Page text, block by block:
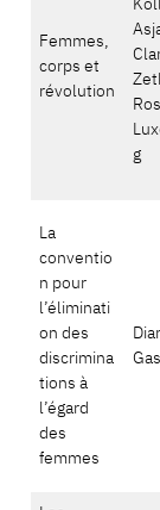
Femmes,
corps et
révolution
g
La
conventio
n pour
l’éliminati
on des
discrimina
tions à
l’égard
des
femmes